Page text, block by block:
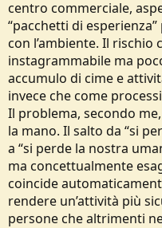
centro commerciale,
“pacchetti di
con l’ambiente. Il rischio
instagrammabile ma
accumulo di cime e
invece che come
Il problema, secondo
la mano. Il salto da “si
a “si perde la nostra
ma concettualmente
coincide
rendere un’attività più
persone che altrimenti